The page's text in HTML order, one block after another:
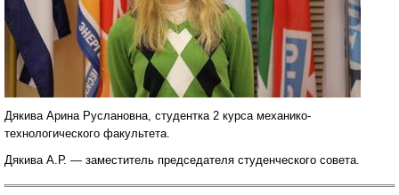
Дякива Арина Руслановна, студентка 2 курса механико-
технологического факультета.
Дякива А.Р. — заместитель председателя студенческого совета.